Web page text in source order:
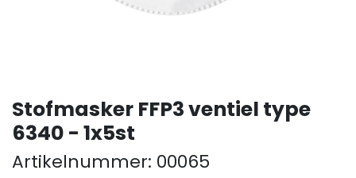
Stofmasker FFP3 ventiel type
6340 - 1x5st
Artikelnummer: 00065